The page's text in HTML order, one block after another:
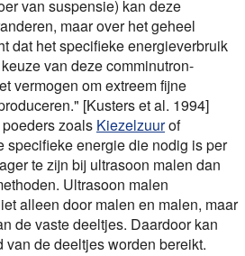
van suspensie) kan deze
maar over het geheel
dat het specifieke energieverbruik
van deze comminutron-
vermogen om extreem fijne
[Kusters et al. 1994]
zoals Kiezelzuurof
specifieke energie die nodig is per
te zijn bij ultrasoon malen dan
Ultrasoon malen
alleen door malen en malen, maar
de vaste deeltjes. Daardoor kan
de deeltjes worden bereikt.